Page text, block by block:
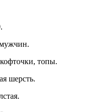
топы.
шерсть.